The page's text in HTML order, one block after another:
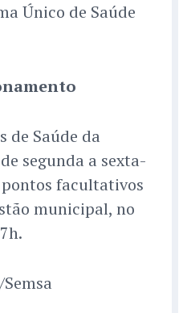
Único de Saúde
de Saúde da
segunda a sexta-
facultativos
municipal, no